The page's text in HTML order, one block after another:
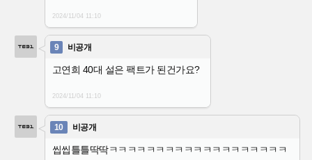
2024/11/04 11:10
9 비공개
고연희 40대 설은 팩트가 된건가요?
2024/11/04 11:10
10 비공개
씹씹틀틀딱딱ㅋㅋㅋㅋㅋㅋㅋㅋㅋㅋㅋㅋㅋㅋㅋㅋㅋㅋㅋ